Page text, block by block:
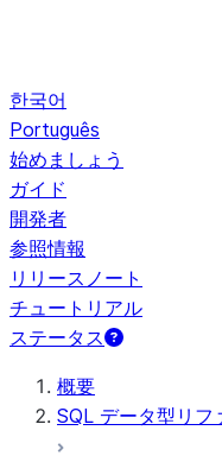
한국어
Português
始めましょう
ガイド
開発者
参照情報
リリースノート
チュートリアル
ステータス
概要
SQL データ型リフ